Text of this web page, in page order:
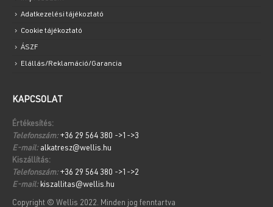
Adatkezelési tájékoztató
Cookie tájékoztató
ÁSZF
Elállás/Reklamáció/Garancia
KAPCSOLAT
Értékesítés:
Telefonszám: +36 29 564 380 ->1->3
E-mail: alkatresz@wellis.hu
Kiszállítás:
Telefonszám: +36 29 564 380 ->1->2
E-mail: kiszallitas@wellis.hu
Copyright © Wellis 2022. Minden jog fenntartva